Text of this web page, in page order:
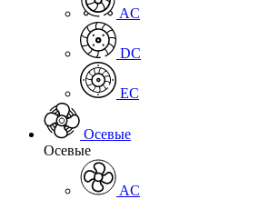
AC
DC
EC
Осевые
Осевые
AC